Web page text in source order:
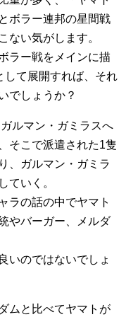
ボラー連邦の星間戦
ない気がします。
ラー戦をメインに描
して展開すれば、それ
でしょうか？
ルマン・ガミラスへ
そこで派遣された1隻
、ガルマン・ガミラ
ていく。
ラの話の中でヤマト
やバーガー、メルダ
いのではないでしょ
ムと比べてヤマトが